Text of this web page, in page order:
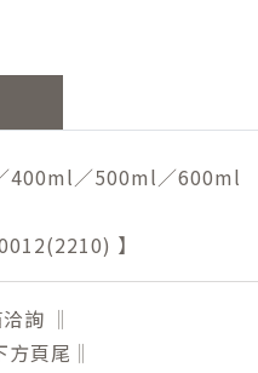
400ml／500ml／600ml
】
詢 ‖
方頁尾‖